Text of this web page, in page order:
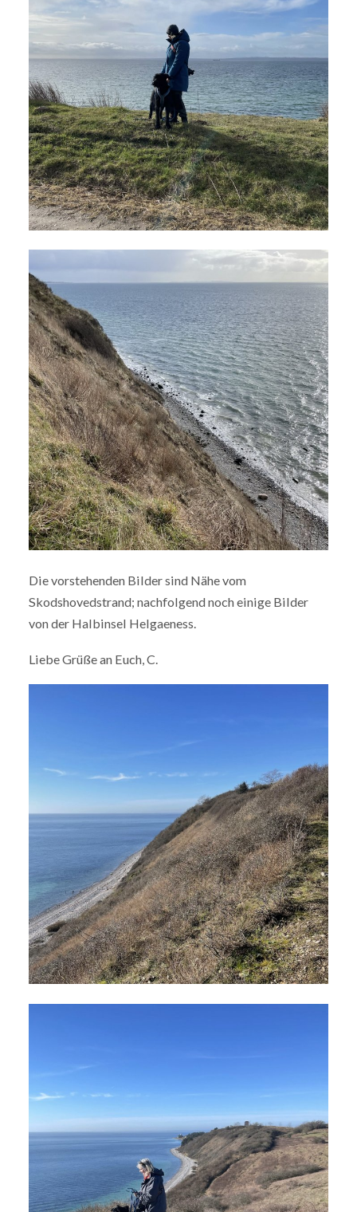
Die vorstehenden Bilder sind Nähe vom
Skodshovedstrand; nachfolgend noch einige Bilder
von der Halbinsel Helgaeness.
Liebe Grüße an Euch, C.